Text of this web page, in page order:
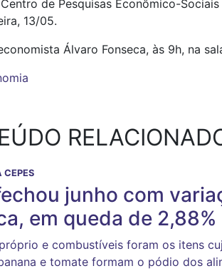
de Pesquisas Econômico-
13/05.
Álvaro Fonseca, às 9h, na
CEPES
junho com
em queda de 2,88%
e combustíveis foram os itens
e tomate formam o pódio dos